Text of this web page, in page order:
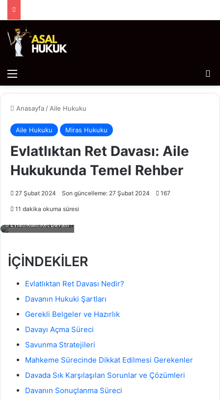
Menü
Anasayfa / Aile Hukuku
Aile Hukuku Miras Hukuku
Evlatlıktan Ret Davası: Aile
Hukukunda Temel Rehber
27 Şubat 2024 Son güncelleme: 27 Şubat 2024 167
11 dakika okuma süresi
Evlatlıktan Ret Davası
İÇİNDEKİLER
Evlatlıktan Ret Davası Nedir?
Davanın Hukuki Şartları
Gerekli Belgeler ve Hazırlık
Davayı Açma Süreci
Savunma Stratejileri
Mahkeme Sürecinde Dikkat Edilmesi Gerekenler
Davada Sık Karşılaşılan Sorunlar ve Çözümleri
Davanın Sonuçlanma Süreci